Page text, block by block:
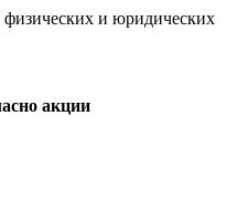
и юридических
акции